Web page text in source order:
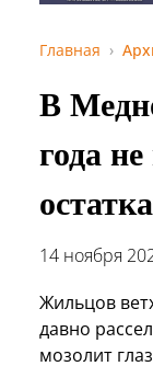
Главная
В
года
14 ноября
Жильцов
давно
мозолит